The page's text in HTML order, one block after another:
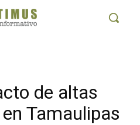
de altas
Tamaulipas